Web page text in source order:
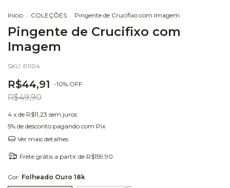
Início COLEÇÕES Pingente de Crucifixo com Imagem
Pingente de Crucifixo com
Imagem
SKU: PI104
R$44,91 -10% OFF
R$49,90
4 x de R$11,23 sem juros
5% de desconto pagando com Pix
Ver mais detalhes
Frete grátis a partir de R$159,90
Cor: Folheado Ouro 18k